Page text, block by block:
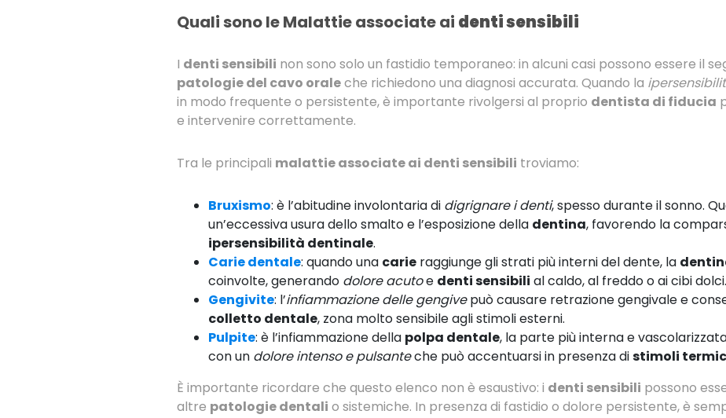
Quali sono le Malattie associate ai denti sensibili
I denti sensibili non sono solo un fastidio temporaneo: in alcuni casi possono essere il
patologie del cavo oraleche richiedono una diagnosi accurata. Quando la
in modo frequente o persistente, è importante rivolgersi al proprio dentista di fiducia
e intervenire correttamente.
Tra le principali malattie associate ai denti sensibili troviamo:
Bruxismo: è l’abitudine involontaria di digrignare i denti, spesso durante il sonno.
un’eccessiva usura dello smalto e l’esposizione della dentina, favorendo la
ipersensibilità dentinale.
Carie dentale: quando una carieraggiunge gli strati più interni del dente, la
coinvolte, generando dolore acutoe denti sensibili al caldo, al freddo o ai cibi dolci.
Gengivite: l’infiammazione delle gengivepuò causare retrazione gengivale e
colletto dentale, zona molto sensibile agli stimoli esterni.
Pulpite: è l’infiammazione della polpa dentale, la parte più interna e
con un dolore intenso e pulsanteche può accentuarsi in presenza distimoli
È importante ricordare che questo elenco non è esaustivo: i denti sensibili possono
altre patologie dentali o sistemiche. In presenza di fastidio o dolore persistente, è